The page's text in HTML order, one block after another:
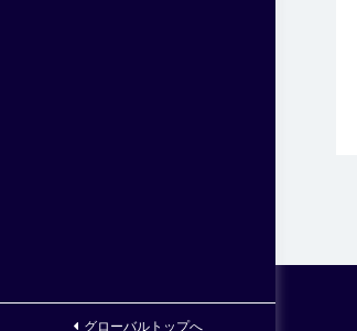
グローバルトップへ